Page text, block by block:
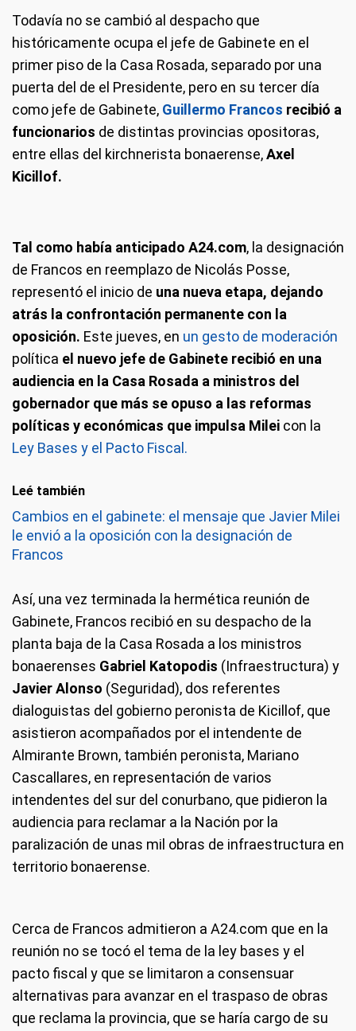
Todavía no se cambió al despacho que
históricamente ocupa el jefe de Gabinete en el
primer piso de la Casa Rosada, separado por una
puerta del de el Presidente, pero en su tercer día
como jefe de Gabinete, Guillermo Francos recibió a
funcionarios de distintas provincias opositoras,
entre ellas del kirchnerista bonaerense,Axel
Kicillof.
Tal como había anticipado A24.com, la designación
de Francos en reemplazo de Nicolás Posse,
representó el inicio de una nueva etapa, dejando
atrás la confrontación permanente con la
oposición. Este jueves, en un gesto de moderación
política el nuevo jefe de Gabinete recibió en una
audiencia en la Casa Rosada a ministros del
gobernador que más se opuso a las reformas
políticas y económicas que impulsa Milei con la
Ley Bases y el Pacto Fiscal.
Leé también
Cambios en el gabinete: el mensaje que Javier Milei
le envió a la oposición con la designación de
Francos
Así, una vez terminada la hermética reunión de
Gabinete, Francos recibió en su despacho de la
planta baja de la Casa Rosada a los ministros
bonaerenses Gabriel Katopodis (Infraestructura) y
Javier Alonso (Seguridad), dos referentes
dialoguistas del gobierno peronista de Kicillof, que
asistieron acompañados por el intendente de
Almirante Brown, también peronista, Mariano
Cascallares, en representación de varios
intendentes del sur del conurbano, que pidieron la
audiencia para reclamar a la Nación por la
paralización de unas mil obras de infraestructura en
territorio bonaerense.
Cerca de Francos admitieron a A24.com que en la
reunión no se tocó el tema de la ley bases y el
pacto fiscal y que se limitaron a consensuar
alternativas para avanzar en el traspaso de obras
que reclama la provincia, que se haría cargo de su